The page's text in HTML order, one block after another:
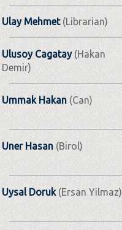
Ulay Mehmet(Librarian)
Ulusoy Cagatay(Hakan
Demir)
Ummak Hakan(Can)
Uner Hasan (Birol)
Uysal Doruk(Ersan Yilmaz)